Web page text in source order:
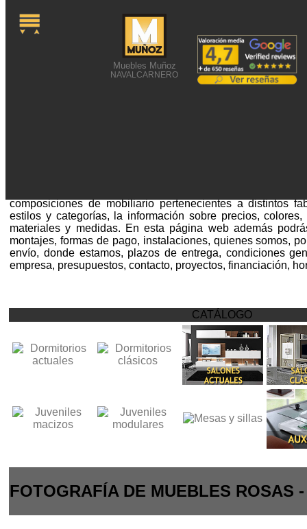
Muebles Muñoz
NAVALCARNERO
composiciones de mobiliario pertenecientes a distintos
estilos y categorías, la información sobre precios, colores,
materiales y medidas. En esta página web además
montajes, formas de pago, instalaciones, quienes somos,
envío, donde estamos, plazos de entrega, condiciones
empresa, presupuestos, contacto, proyectos, financiación,
CATÁLOGO
FOTOGRAFÍA DE MUEBLES ROSAS